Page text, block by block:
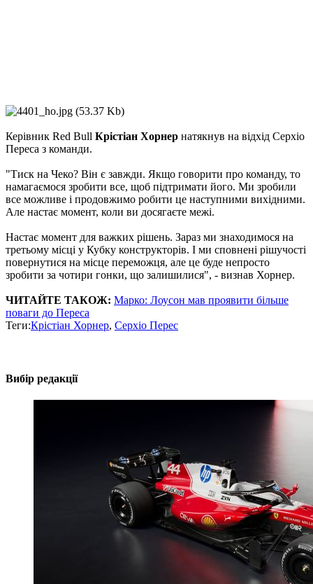
Керівник Red Bull Крістіан Хорнер натякнув на відхід Серхіо
Переса з команди.
"Тиск на Чеко? Він є завжди. Якщо говорити про команду, то
намагаємося зробити все, щоб підтримати його. Ми зробили
все можливе і продовжимо робити це наступними вихідними.
Але настає момент, коли ви досягаєте межі.
Настає момент для важких рішень. Зараз ми знаходимося на
третьому місці у Кубку конструкторів. І ми сповнені рішучості
повернутися на місце переможця, але це буде непросто
зробити за чотири гонки, що залишилися", - визнав Хорнер.
ЧИТАЙТЕ ТАКОЖ: Марко: Лоусон мав проявити більше
поваги до Переса
Теги:Крістіан Хорнер, Серхіо Перес
Вибір редакції